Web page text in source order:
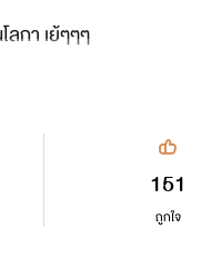
ลกา เย้ๆๆๆ
151
ถูกใจ